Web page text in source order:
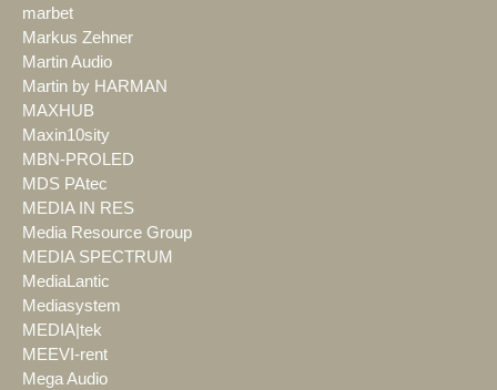
marbet
Markus Zehner
Martin Audio
Martin by HARMAN
MAXHUB
Maxin10sity
MBN-PROLED
MDS PAtec
MEDIA IN RES
Media Resource Group
MEDIA SPECTRUM
MediaLantic
Mediasystem
MEDIA|tek
MEEVI-rent
Mega Audio